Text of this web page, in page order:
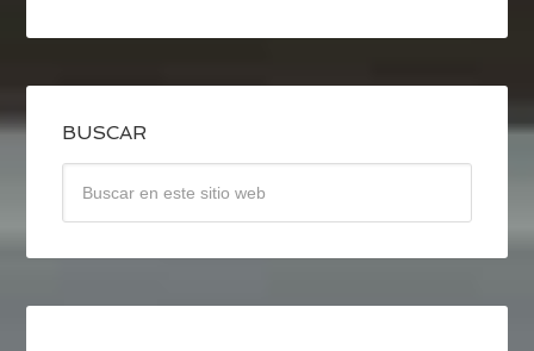
BUSCAR